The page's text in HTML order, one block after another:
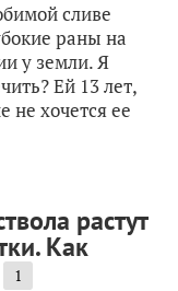
сливе
раны на
у земли. Я
Ей 13 лет,
не хочется ее
растут
Как
1